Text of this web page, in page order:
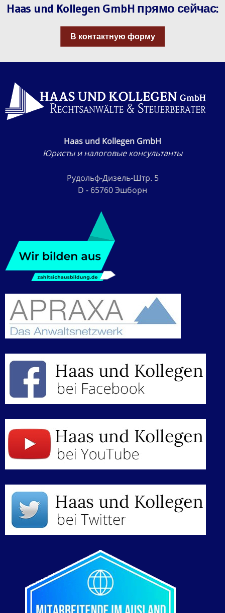
Haas und Kollegen GmbH прямо сейчас:
В контактную форму
Haas und Kollegen GmbH
Юристы и налоговые консультанты
Рудольф-Дизель-Штр. 5
D - 65760 Эшборн